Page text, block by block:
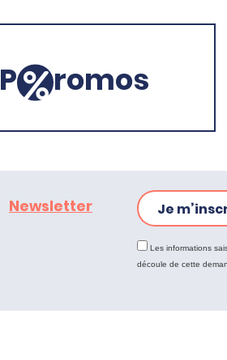
P romos
Newsletter Je
Les informations
découle de cette